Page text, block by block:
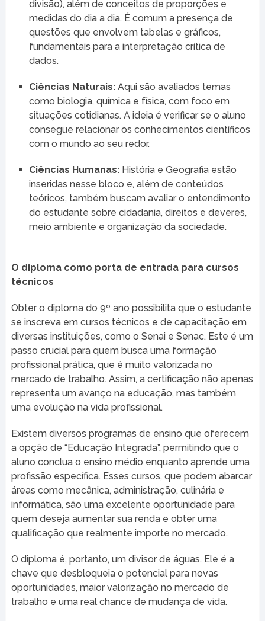
divisão), além de conceitos de proporções e
medidas do dia a dia. É comum a presença de
questões que envolvem tabelas e gráficos,
fundamentais para a interpretação crítica de
dados.
Ciências Naturais:Aqui são avaliados temas
como biologia, química e física, com foco em
situações cotidianas. A ideia é verificar se o aluno
consegue relacionar os conhecimentos científicos
com o mundo ao seu redor.
Ciências Humanas:História e Geografia estão
inseridas nesse bloco e, além de conteúdos
teóricos, também buscam avaliar o entendimento
do estudante sobre cidadania, direitos e deveres,
meio ambiente e organização da sociedade.
O diploma como porta de entrada para cursos
técnicos
Obter o diploma do 9º ano possibilita que o estudante
se inscreva em cursos técnicos e de capacitação em
diversas instituições, como o Senai e Senac. Este é um
passo crucial para quem busca uma formação
profissional prática, que é muito valorizada no
mercado de trabalho. Assim, a certificação não apenas
representa um avanço na educação, mas também
uma evolução na vida profissional.
Existem diversos programas de ensino que oferecem
a opção de “Educação Integrada”, permitindo que o
aluno conclua o ensino médio enquanto aprende uma
profissão específica. Esses cursos, que podem abarcar
áreas como mecânica, administração, culinária e
informática, são uma excelente oportunidade para
quem deseja aumentar sua renda e obter uma
qualificação que realmente importe no mercado.
O diploma é, portanto, um divisor de águas. Ele é a
chave que desbloqueia o potencial para novas
oportunidades, maior valorização no mercado de
trabalho e uma real chance de mudança de vida.